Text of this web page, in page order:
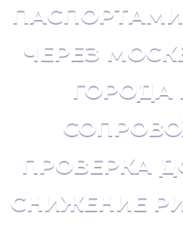
ЧЕРЕЗ
ГОРОДА
ПРОВЕРКА
СНИЖЕНИЕ